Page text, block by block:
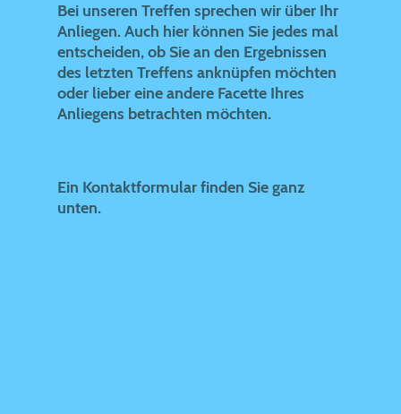
Bei unseren Treffen sprechen wir über Ihr
Anliegen. Auch hier können Sie jedes mal
entscheiden, ob Sie an den Ergebnissen
des letzten Treffens anknüpfen möchten
oder lieber eine andere Facette Ihres
Anliegens betrachten möchten.
Ein Kontaktformular finden Sie ganz
unten.